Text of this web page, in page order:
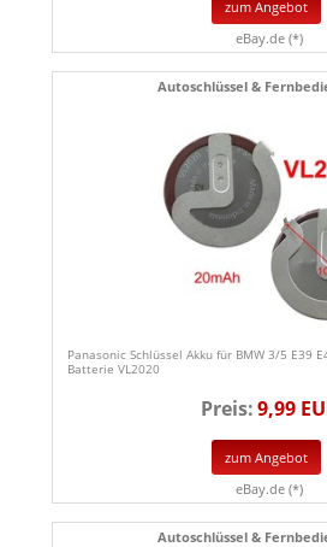
zum Angebot
eBay.de (*)
Autoschlüssel &
Panasonic Schlüssel Akku für BMW 3/5 E39
Batterie VL2020
Preis:9,99
zum Angebot
eBay.de (*)
Autoschlüssel &